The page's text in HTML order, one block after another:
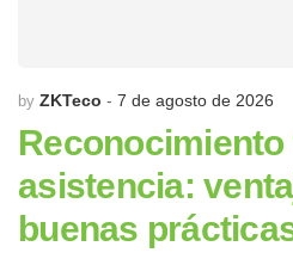
by ZKTeco 7 de agosto de 2026
asistencia:
buenas